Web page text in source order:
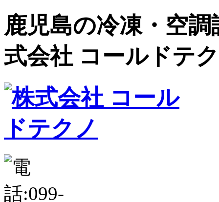
鹿児島の冷凍・空
式会社 コールドテ